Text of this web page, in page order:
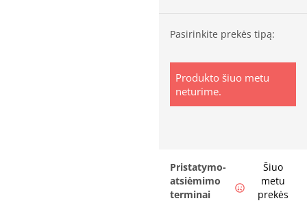
Pasirinkite prekės tipą:
Produkto šiuo metu
neturime.
Pristatymo-
atsiėmimo
terminai
Šiuo
metu
prekės